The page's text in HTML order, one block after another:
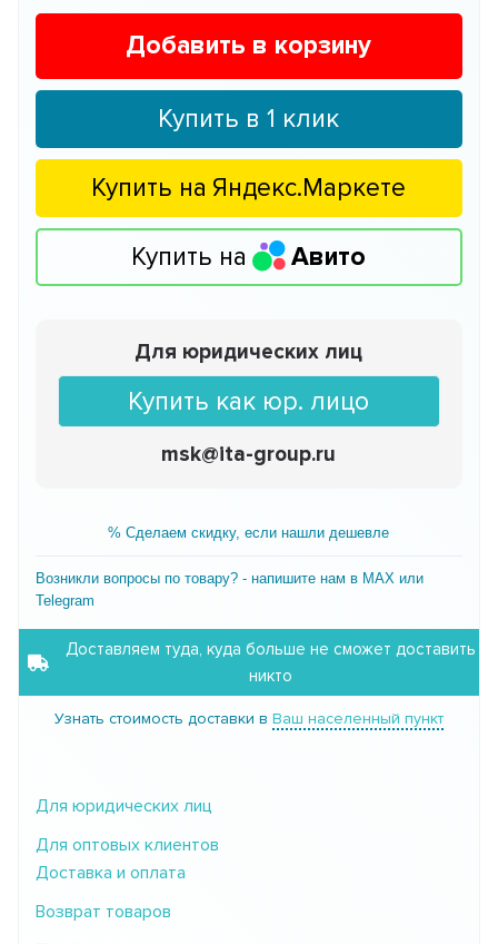
Добавить в корзину
Купить в 1 клик
Купить на Яндекс.Маркете
Купить на Авито
Для юридических лиц
Купить как юр. лицо
msk@ita-group.ru
% Сделаем скидку, если нашли дешевле
Возникли вопросы по товару? - напишите нам в MAX или
Telegram
Доставляем туда, куда больше не сможет доставить
никто
Узнать стоимость доставки в Ваш населенный пункт
Для юридических лиц
Для оптовых клиентов
Доставка и оплата
Возврат товаров